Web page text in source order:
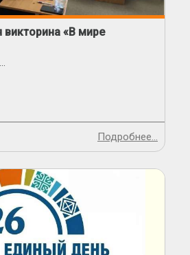
викторина «В мире
Подробнее…